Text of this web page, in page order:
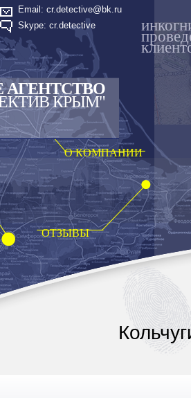
Email: cr.detective@bk.ru
Skype: cr.detective
АГЕНТСТВО
КРЫМ"
О КОМПАНИИ
ОТЗЫВЫ